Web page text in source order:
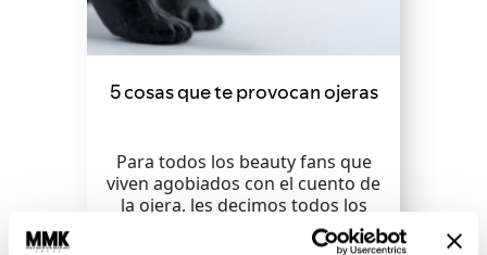
5 cosas que te provocan ojeras
Para todos los beauty fans que
viven agobiados con el cuento de
la ojera, les decimos todos los